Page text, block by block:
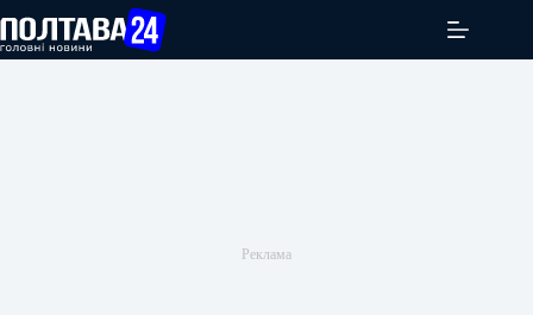
вмісту